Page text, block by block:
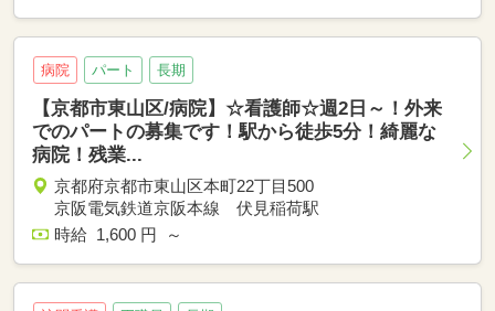
病院 パート 長期
【京都市東山区/病院】☆看護師☆週2日～！外来
でのパートの募集です！駅から徒歩5分！綺麗な
病院！残業...
京都府京都市東山区本町22丁目500
京阪電気鉄道京阪本線 伏見稲荷駅
時給 1,600 円 ～